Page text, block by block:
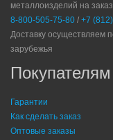
металлоизделий на заказ
8-800-505-75-80 / +7
Доставку осуществляем
зарубежья
Покупателям
Гарантии
Как сделать заказ
Оптовые заказы